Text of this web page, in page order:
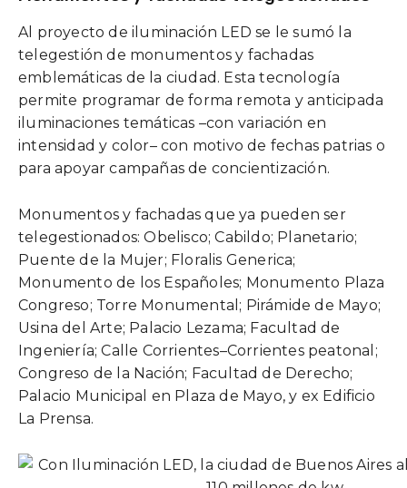
Al proyecto de iluminación LED se le sumó la
telegestión de monumentos y fachadas
emblemáticas de la ciudad. Esta tecnología
permite programar de forma remota y anticipada
iluminaciones temáticas –con variación en
intensidad y color– con motivo de fechas patrias o
para apoyar campañas de concientización.
Monumentos y fachadas que ya pueden ser
telegestionados: Obelisco; Cabildo; Planetario;
Puente de la Mujer; Floralis Generica;
Monumento de los Españoles; Monumento Plaza
Congreso; Torre Monumental; Pirámide de Mayo;
Usina del Arte; Palacio Lezama; Facultad de
Ingeniería; Calle Corrientes–Corrientes peatonal;
Congreso de la Nación; Facultad de Derecho;
Palacio Municipal en Plaza de Mayo, y ex Edificio
La Prensa.